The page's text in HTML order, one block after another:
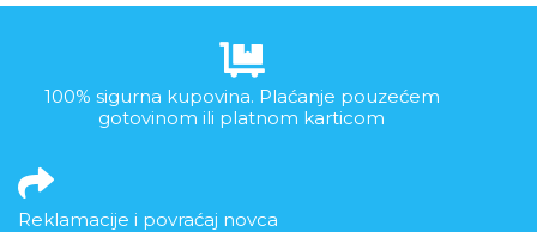
100% sigurna kupovina. Plaćanje pouzećem
gotovinom ili platnom karticom
Reklamacije i povraćaj novca